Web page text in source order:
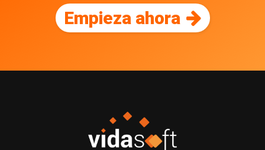
Empieza ahora